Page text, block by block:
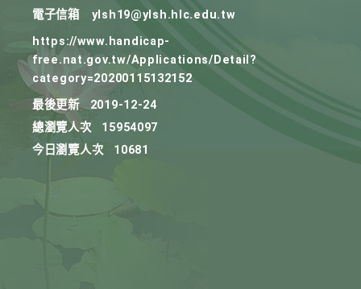
電子信箱
ylsh19@ylsh.hlc.edu.tw
https://www.handicap-
free.nat.gov.tw/Applications/Detail?
category=20200115132152
最後更新
2019-12-24
總瀏覽人次
15954097
今日瀏覽人次
10681